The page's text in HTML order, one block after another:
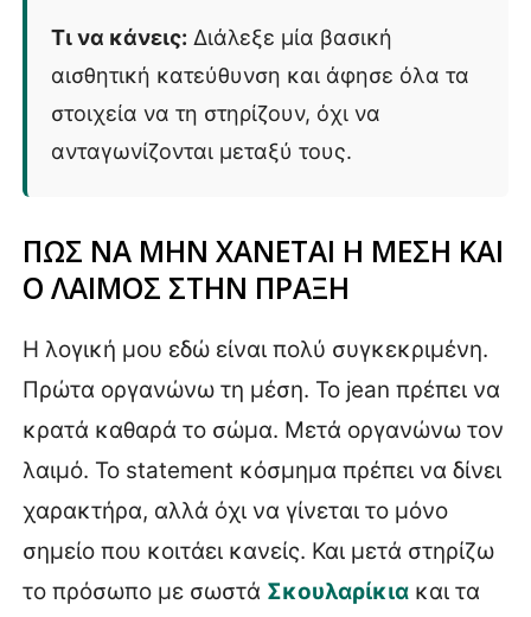
Τι να κάνεις: Διάλεξε μία βασική
αισθητική κατεύθυνση και άφησε όλα τα
στοιχεία να τη στηρίζουν, όχι να
ανταγωνίζονται μεταξύ τους.
ΠΩΣ ΝΑ ΜΗΝ ΧΑΝΕΤΑΙ Η ΜΕΣΗ ΚΑΙ
Ο ΛΑΙΜΟΣ ΣΤΗΝ ΠΡΑΞΗ
Η λογική μου εδώ είναι πολύ συγκεκριμένη.
Πρώτα οργανώνω τη μέση. Το jean πρέπει να
κρατά καθαρά το σώμα. Μετά οργανώνω τον
λαιμό. Το statement κόσμημα πρέπει να δίνει
χαρακτήρα, αλλά όχι να γίνεται το μόνο
σημείο που κοιτάει κανείς. Και μετά στηρίζω
το πρόσωπο με σωστά Σκουλαρίκια και τα